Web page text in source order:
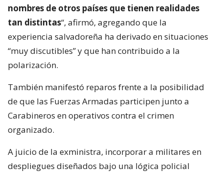
nombres de otros países que tienen realidades
tan distintas“, afirmó, agregando que la
experiencia salvadoreña ha derivado en situaciones
“muy discutibles” y que han contribuido a la
polarización.
También manifestó reparos frente a la posibilidad
de que las Fuerzas Armadas participen junto a
Carabineros en operativos contra el crimen
organizado.
A juicio de la exministra, incorporar a militares en
despliegues diseñados bajo una lógica policial